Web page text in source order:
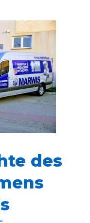
des